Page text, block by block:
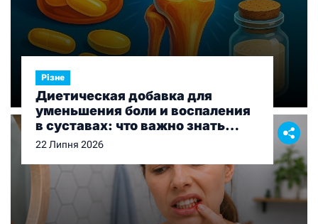
Різне
Диетическая добавка для
уменьшения боли и воспаления
в суставах: что важно знать
перед выбором
22 Липня 2026